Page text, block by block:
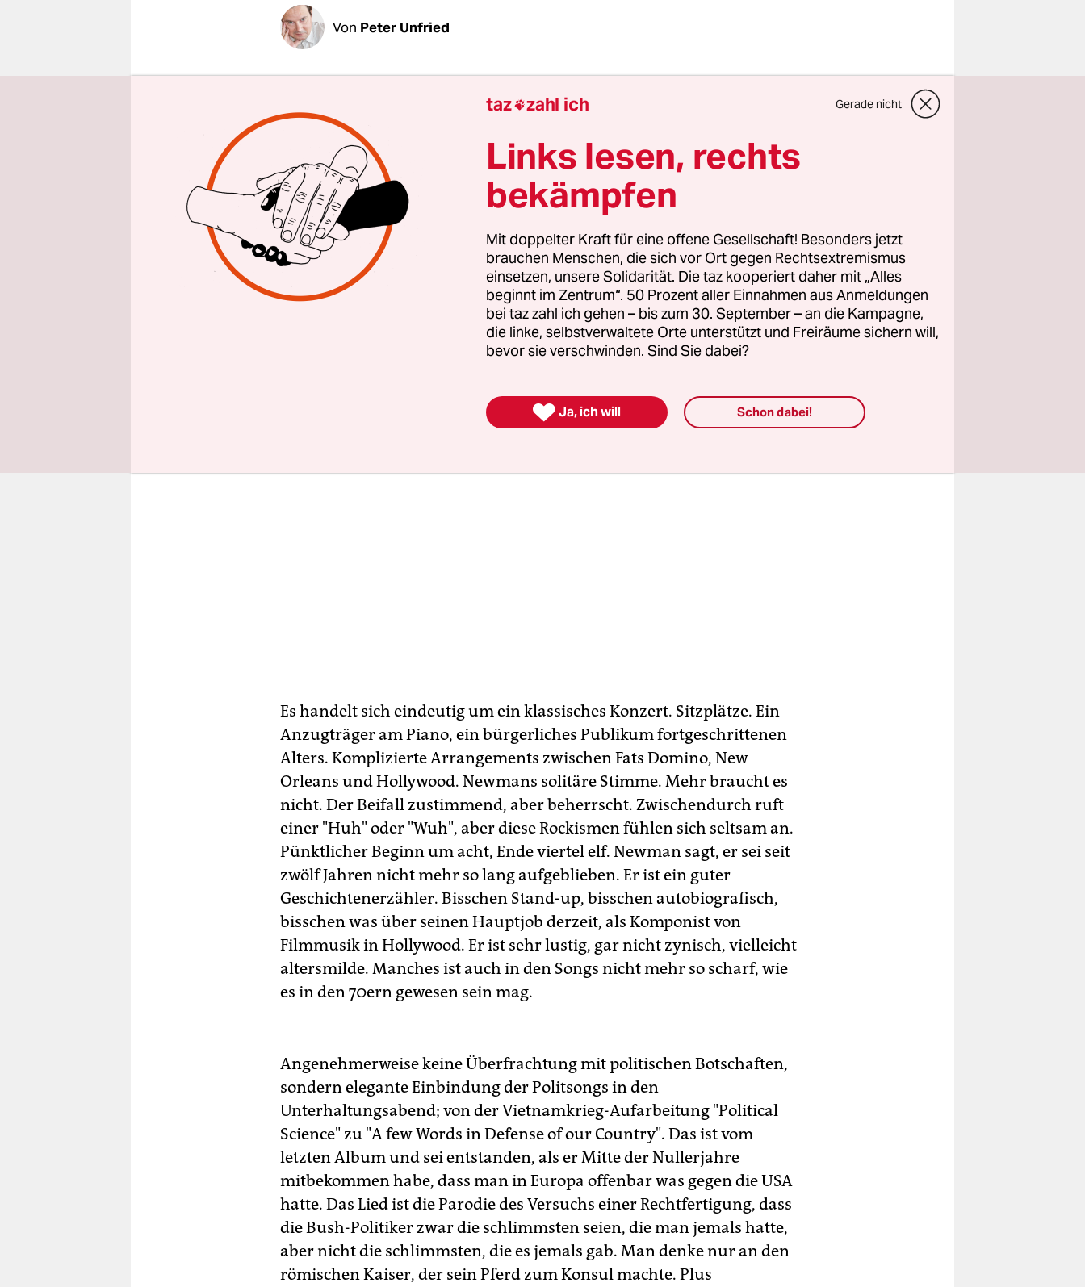
Von Peter Unfried
| Ein kleiner Mann kommt auf eine große Bühne geschlurft.
Alt, grau, leicht gebeugt. Setzt sich ans Piano. Randy Newman ist in
Berlin, Admiralspalast. Spielt los. "Its Money that I love". Mit den
wunderbaren Zeilen: "Used to worry bout the Poor / Now I dont worry
any more." Da ist alles drin, was Newman im Verständnis der
Betrachter zu einer Art misanthropischem Chefkritiker des
amerikanischen Lifestyles hat werden lassen.
Newmans letztes Album "Harps and Angels" ist 2008 erschienen.
Offiziell ist er damit jetzt auf Europatour. Berlin ist der einzige
Deutschland-Stopp. Newman, 66, war nie ein Rock-n-Roll-Star wie
seine Zeitgenossen Dylan, Young, Simon. Aber er gehört in die
Es handelt sich eindeutig um ein klassisches Konzert. Sitzplätze. Ein
Anzugträger am Piano, ein bürgerliches Publikum fortgeschrittenen
Alters. Komplizierte Arrangements zwischen Fats Domino, New
Orleans und Hollywood. Newmans solitäre Stimme. Mehr braucht es
nicht. Der Beifall zustimmend, aber beherrscht. Zwischendurch ruft
einer "Huh" oder "Wuh", aber diese Rockismen fühlen sich seltsam an.
Pünktlicher Beginn um acht, Ende viertel elf. Newman sagt, er sei seit
zwölf Jahren nicht mehr so lang aufgeblieben. Er ist ein guter
Geschichtenerzähler. Bisschen Stand-up, bisschen autobiografisch,
bisschen was über seinen Hauptjob derzeit, als Komponist von
Filmmusik in Hollywood. Er ist sehr lustig, gar nicht zynisch, vielleicht
altersmilde. Manches ist auch in den Songs nicht mehr so scharf, wie
es in den 70ern gewesen sein mag.
Angenehmerweise keine Überfrachtung mit politischen Botschaften,
sondern elegante Einbindung der Politsongs in den
Unterhaltungsabend; von der Vietnamkrieg-Aufarbeitung "Political
Science" zu "A few Words in Defense of our Country". Das ist vom
letzten Album und sei entstanden, als er Mitte der Nullerjahre
mitbekommen habe, dass man in Europa offenbar was gegen die USA
hatte. Das Lied ist die Parodie des Versuchs einer Rechtfertigung, dass
die Bush-Politiker zwar die schlimmsten seien, die man jemals hatte,
aber nicht die schlimmsten, die es jemals gab. Man denke nur an den
römischen Kaiser, der sein Pferd zum Konsul machte. Plus
taz zahl ich Gerade nicht
Links lesen, rechts
bekämpfen
Mit doppelter Kraft für eine offene Gesellschaft! Besonders jetzt
brauchen Menschen, die sich vor Ort gegen Rechtsextremismus
einsetzen, unsere Solidarität. Die taz kooperiert daher mit „Alles
beginnt im Zentrum“. 50 Prozent aller Einnahmen aus Anmeldungen
bei taz zahl ich gehen – bis zum 30. September – an die Kampagne,
die linke, selbstverwaltete Orte unterstützt und Freiräume sichern will,
bevor sie verschwinden. Sind Sie dabei?
 Ja, ich will Schon dabei!